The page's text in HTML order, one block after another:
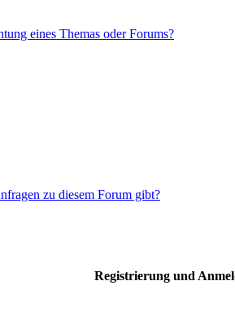
eines Themas oder Forums?
zu diesem Forum gibt?
Registrierung und